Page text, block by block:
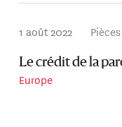
1 août 2022
Le crédit de la
Europe